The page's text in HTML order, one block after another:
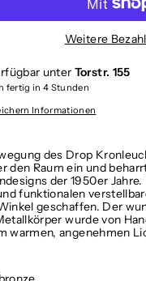
Weitere
unter Torstr. 155
fertig in 4 Stunden
Informationen
des Drop
den Raum ein und
der 1950er Jahre.
funktionalen
geschaffen. Der
wurde von
warmen, angenehmen